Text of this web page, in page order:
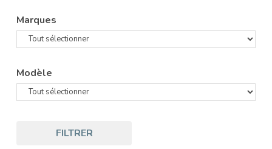
Marques
Modèle
FILTRER